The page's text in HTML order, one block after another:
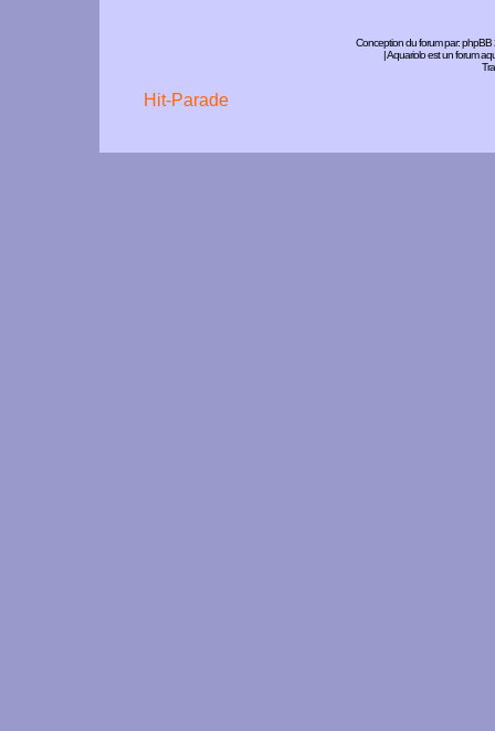
Conception du forum par:phpBB
| Aquariolo est un forum